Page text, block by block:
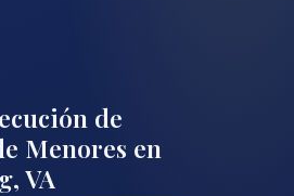
de
Menores en
VA